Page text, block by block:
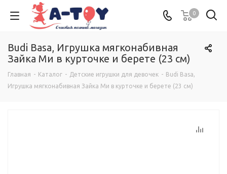
0
Budi Basa, Игрушка мягконабивная
Зайка Ми в курточке и берете (23 см)
Главная - Каталог - Детские игрушки для девочек - Budi Basa,
Игрушка мягконабивная Зайка Ми в курточке и берете (23 см)